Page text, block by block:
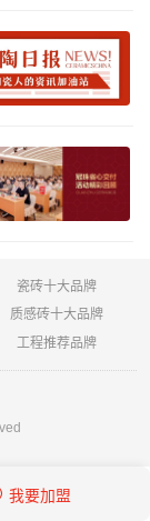
瓷砖十大品牌
质感砖十大品牌
工程推荐品牌
我要加盟